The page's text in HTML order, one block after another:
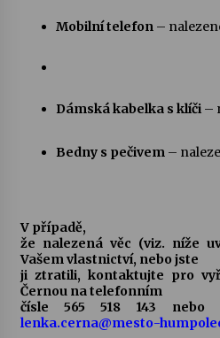
30. 7. 2026
šedesátka: 28.
Votavžatský ploty
23. 7. 2026
Letní koncerty ve
Mobilní telefon–
Dámská kabelka s klíči–
Bedny s pečivem–
V případě,
že nalezená věc (viz. níže
Vašem vlastnictví, nebo jste
ji ztratili, kontaktujte pro
Černou na telefonním
čísle 565 518 143 nebo
lenka.cerna@mesto-